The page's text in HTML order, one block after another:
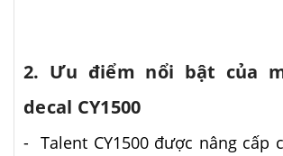
2. Ưu điểm nổi bật của
decal CY1500
- Talent CY1500 được nâng cấp